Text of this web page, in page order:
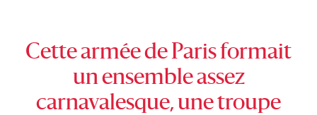
Cette armée de Paris formait
un ensemble assez
carnavalesque, une troupe